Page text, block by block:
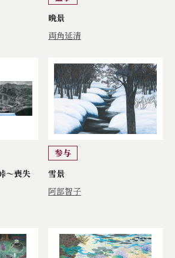
晩景
両角延清
～喪失
参与
雪景
阿部智子